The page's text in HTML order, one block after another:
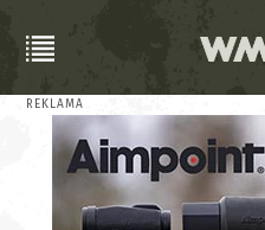
REKLAMA